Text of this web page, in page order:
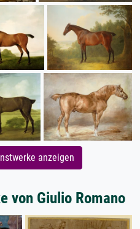
anzeigen
von Giulio Romano